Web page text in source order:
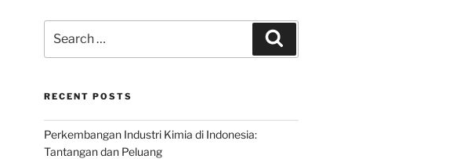
for:
RECENT POSTS
Perkembangan Industri Kimia di Indonesia:
Tantangan dan Peluang